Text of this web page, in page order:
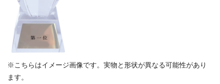
※こちらはイメージ画像です。実物と形状が異なる可能性があり
ます。